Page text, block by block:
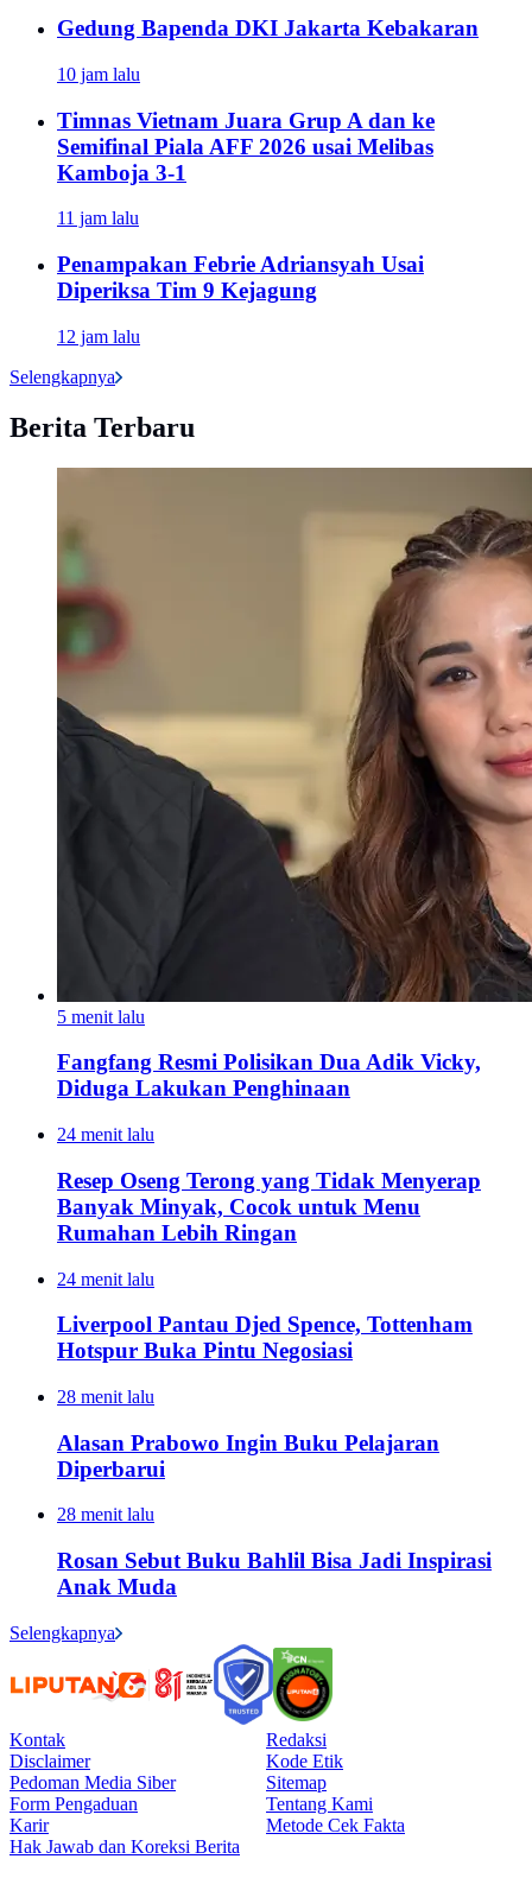
Gedung Bapenda DKI Jakarta Kebakaran
10 jam lalu
Timnas Vietnam Juara Grup A dan ke
Semifinal Piala AFF 2026 usai Melibas
Kamboja 3-1
11 jam lalu
Penampakan Febrie Adriansyah Usai
Diperiksa Tim 9 Kejagung
12 jam lalu
Selengkapnya
Berita Terbaru
5 menit lalu
Fangfang Resmi Polisikan Dua Adik Vicky,
Diduga Lakukan Penghinaan
24 menit lalu
Resep Oseng Terong yang Tidak Menyerap
Banyak Minyak, Cocok untuk Menu
Rumahan Lebih Ringan
24 menit lalu
Liverpool Pantau Djed Spence, Tottenham
Hotspur Buka Pintu Negosiasi
28 menit lalu
Alasan Prabowo Ingin Buku Pelajaran
Diperbarui
28 menit lalu
Rosan Sebut Buku Bahlil Bisa Jadi Inspirasi
Anak Muda
Selengkapnya
Kontak
Redaksi
Disclaimer
Kode Etik
Pedoman Media Siber
Sitemap
Form Pengaduan
Tentang Kami
Karir
Metode Cek Fakta
Hak Jawab dan Koreksi Berita